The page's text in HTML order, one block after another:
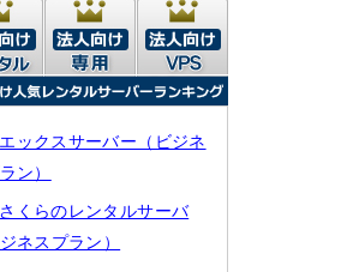
エックスサーバー（ビジネ
ン）
さくらのレンタルサーバ
ジネスプラン）